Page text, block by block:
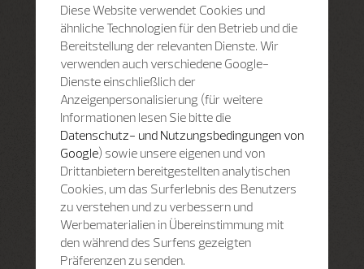
Diese Website verwendet Cookies und
ähnliche Technologien für den Betrieb und die
Bereitstellung der relevanten Dienste. Wir
verwenden auch verschiedene Google-
Dienste einschließlich der
Anzeigenpersonalisierung (für weitere
Informationen lesen Sie bitte die
Datenschutz- und Nutzungsbedingungen von
Google) sowie unsere eigenen und von
Drittanbietern bereitgestellten analytischen
Cookies, um das Surferlebnis des Benutzers
zu verstehen und zu verbessern und
Werbematerialien in Übereinstimmung mit
den während des Surfens gezeigten
Präferenzen zu senden.